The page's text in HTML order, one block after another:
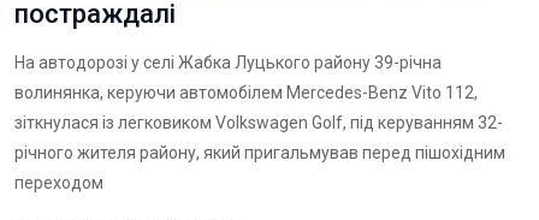
постраждалі
На автодорозі у селі Жабка Луцького району 39-річна
волинянка, керуючи автомобілем Mercedes-Benz Vito 112,
зіткнулася із легковиком Volkswagen Golf, під керуванням 32-
річного жителя району, який пригальмував перед пішохідним
переходом